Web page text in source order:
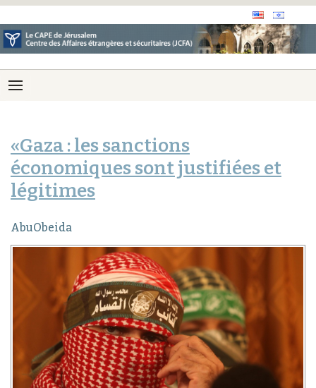
«Gaza : les sanctions
économiques sont justifiées et
légitimes
AbuObeida